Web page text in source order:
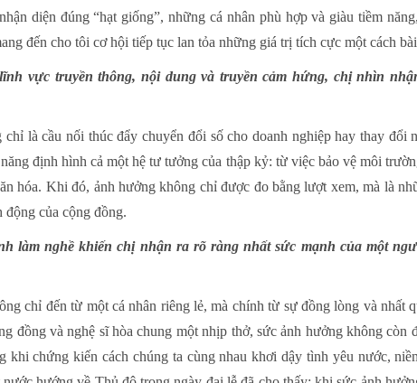
diện đúng “hạt giống”, những cá nhân phù hợp và giàu tiềm
đến cho tôi cơ hội tiếp tục lan tỏa những giá trị tích cực một cách
vực truyền thông, nội dung và truyền cảm hứng, chị nhìn
là cầu nối thúc đẩy chuyển đổi số cho doanh nghiệp hay thay đổi
định hình cả một hệ tư tưởng của thập kỷ: từ việc bảo vệ môi
hóa. Khi đó, ảnh hưởng không chỉ được đo bằng lượt xem, mà là
của cộng đồng.
làm nghề khiến chị nhận ra rõ ràng nhất sức mạnh của một
chỉ đến từ một cá nhân riêng lẻ, mà chính từ sự đồng lòng và nhất
đồng và nghệ sĩ hòa chung một nhịp thở, sức ảnh hưởng không còn
khi chứng kiến cách chúng ta cùng nhau khơi dậy tình yêu nước,